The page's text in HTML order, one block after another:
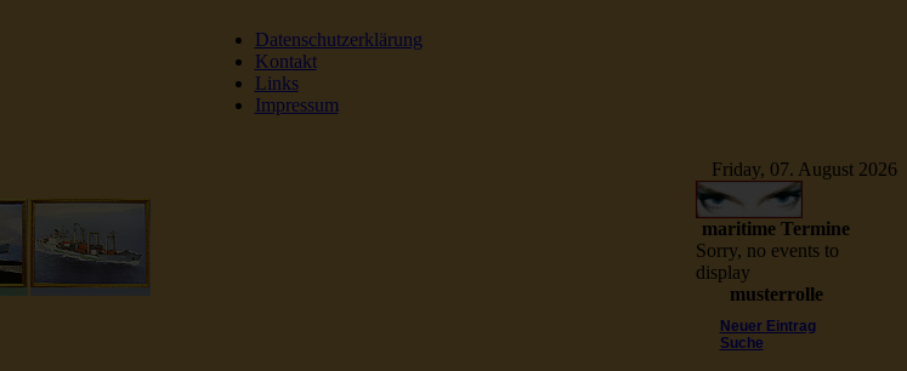
Datenschutzerklärung
Kontakt
Links
Impressum
Friday, 07. August 2026
maritime Termine
Sorry, no events to
display
musterrolle
Neuer Eintrag
Suche